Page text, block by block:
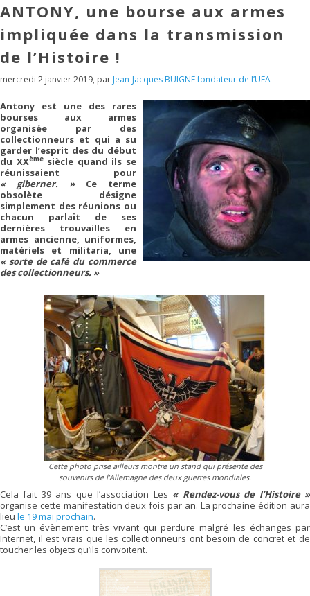
ANTONY, une bourse aux armes
impliquée dans la transmission
de l’Histoire !
mercredi 2 janvier 2019, par Jean-Jacques BUIGNE fondateur de l’UFA
Antony est une des rares
bourses aux armes
organisée par des
collectionneurs et qui a su
garder l’esprit des du début
du XXèmesiècle quand ils se
réunissaient pour
« giberner. »Ce terme
obsolète désigne
simplement des réunions ou
chacun parlait de ses
dernières trouvailles en
armes ancienne, uniformes,
matériels et militaria, une
« sorte de café du commerce
des collectionneurs. »
Cette photo prise ailleurs montre un stand qui présente des
souvenirs de l’Allemagne des deux guerres mondiales.
Cela fait 39 ans que l’association Les « Rendez-vous de l’Histoire »
organise cette manifestation deux fois par an. La prochaine édition aura
lieu le 19 mai prochain.
C’est un évènement très vivant qui perdure malgré les échanges par
Internet, il est vrais que les collectionneurs ont besoin de concret et de
toucher les objets qu’ils convoitent.